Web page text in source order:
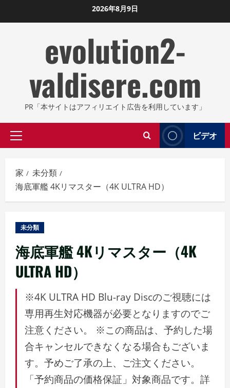
ン
2026年8月9日
evolution2-
valdisere.com
PR「本サイトはアフィリエイト広告を利用しています」
プ
イ
マ
リ
メ
ュ
ー
ビデオ
家
未分類
海底軍艦 4Kリマスター（4K ULTRA HD）
未分類
海底軍艦 4Kリマスター（4K
ULTRA HD）
※4K ULTRA HD Blu-ray Discのご視聴には
専用再生対応機器が必要となりますのでご
注意ください。 ※この商品は、予約した場
合キャンセルできなくなる場合もございま
す。予めご了承の上、ご注文ください。
「予約商品の価格保証」対象商品です。詳